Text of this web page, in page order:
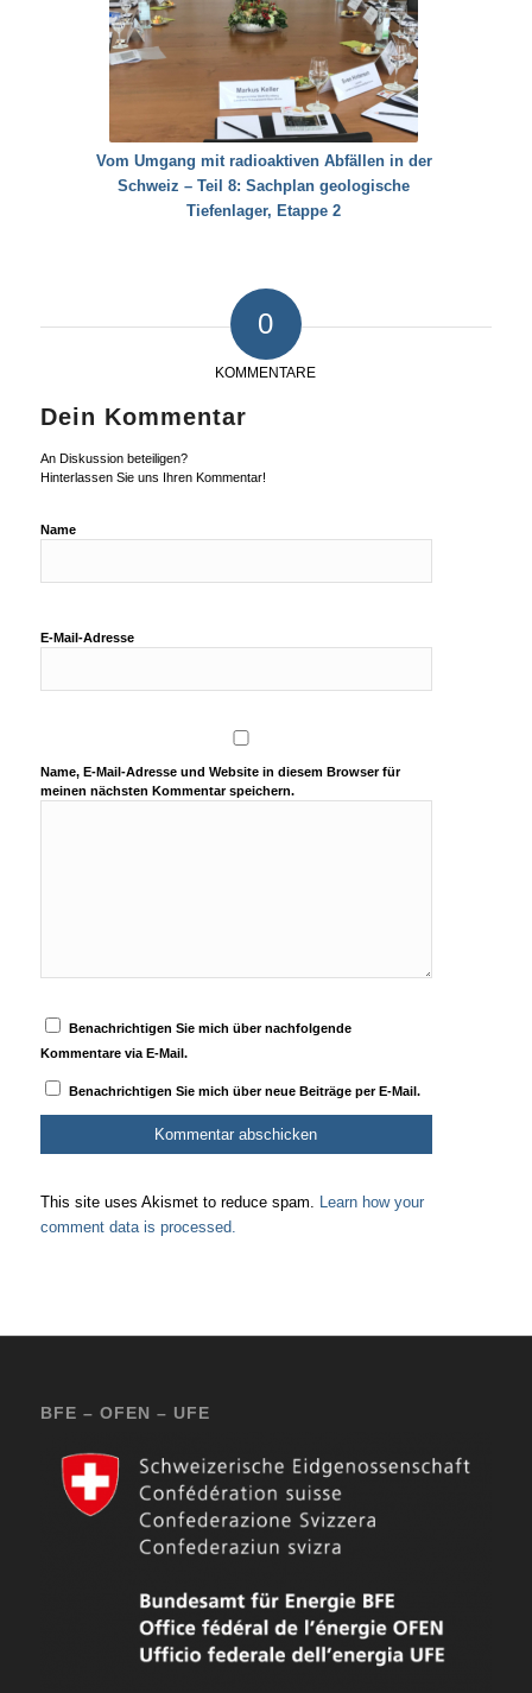
Vom Umgang mit radioaktiven Abfällen in der
Schweiz – Teil 8: Sachplan geologische
Tiefenlager, Etappe 2
0
KOMMENTARE
Dein Kommentar
An Diskussion beteiligen?
Hinterlassen Sie uns Ihren Kommentar!
Name
E-Mail-Adresse
Name, E-Mail-Adresse und Website in diesem Browser für
meinen nächsten Kommentar speichern.
Benachrichtigen Sie mich über nachfolgende
Kommentare via E-Mail.
Benachrichtigen Sie mich über neue Beiträge per E-Mail.
This site uses Akismet to reduce spam.
Learn how your
comment data is processed.
BFE – OFEN – UFE